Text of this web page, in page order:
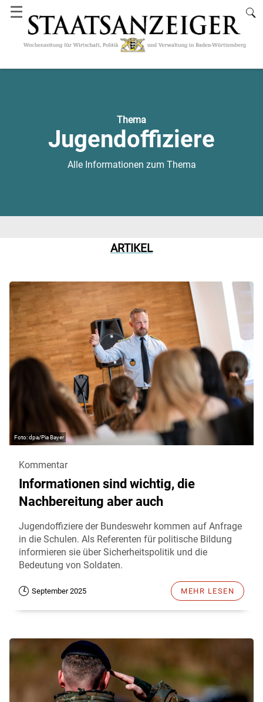
☰
Thema
Jugendoffiziere
Alle Informationen zum Thema
ARTIKEL
dpa/Pia Bayer
Kommentar
Informationen sind wichtig, die
Nachbereitung aber auch
Jugendoffiziere der Bundeswehr kommen auf Anfrage
in die Schulen. Als Referenten für politische Bildung
informieren sie über Sicherheitspolitik und die
Bedeutung von Soldaten.
September 2025 MEHR LESEN